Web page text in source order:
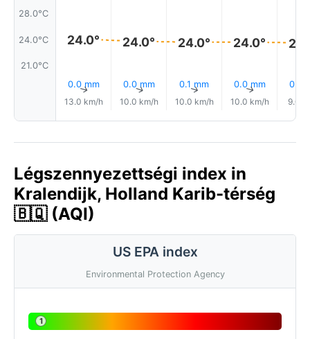
28.0°C
24.0°C
21.0°C
24.0°
0.0 mm
↑
13.0 km/h
24.0°
0.0 mm
↑
10.0 km/h
24.0°
0.1 mm
↑
10.0 km/h
24.0°
0.0 mm
↑
10.0 km/h
0.0
9.0
Légszennyezettségi index in
Kralendijk, Holland Karib-térség
🇧🇶 (AQI)
US EPA index
Environmental Protection Agency
1